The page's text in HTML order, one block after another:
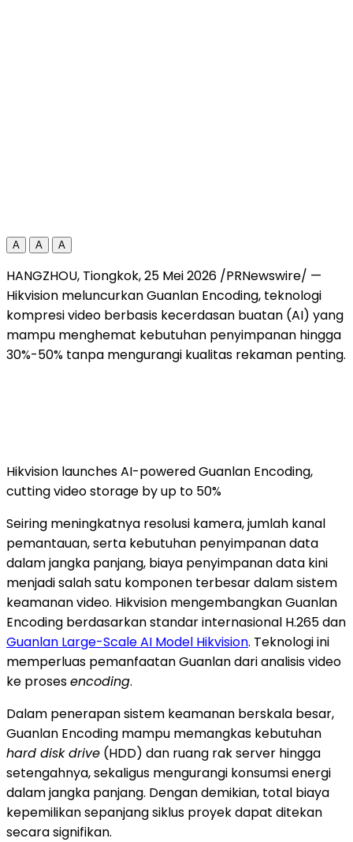
A A A
HANGZHOU, Tiongkok, 25 Mei 2026 /PRNewswire/ —
Hikvision meluncurkan Guanlan Encoding, teknologi
kompresi video berbasis kecerdasan buatan (AI) yang
mampu menghemat kebutuhan penyimpanan hingga
30%-50% tanpa mengurangi kualitas rekaman penting.
Hikvision launches AI-powered Guanlan Encoding,
cutting video storage by up to 50%
Seiring meningkatnya resolusi kamera, jumlah kanal
pemantauan, serta kebutuhan penyimpanan data
dalam jangka panjang, biaya penyimpanan data kini
menjadi salah satu komponen terbesar dalam sistem
keamanan video. Hikvision mengembangkan Guanlan
Encoding berdasarkan standar internasional H.265 dan
Guanlan Large-Scale AI Model Hikvision. Teknologi ini
memperluas pemanfaatan Guanlan dari analisis video
ke prosesencoding.
Dalam penerapan sistem keamanan berskala besar,
Guanlan Encoding mampu memangkas kebutuhan
hard disk drive (HDD) dan ruang rak server hingga
setengahnya, sekaligus mengurangi konsumsi energi
dalam jangka panjang. Dengan demikian, total biaya
kepemilikan sepanjang siklus proyek dapat ditekan
secara signifikan.